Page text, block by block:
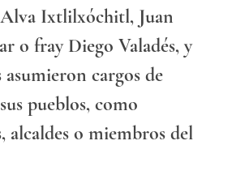
Ixtlilxóchitl, Juan
o fray Diego Valadés, y
cargos de
pueblos, como
alcaldes o miembros del